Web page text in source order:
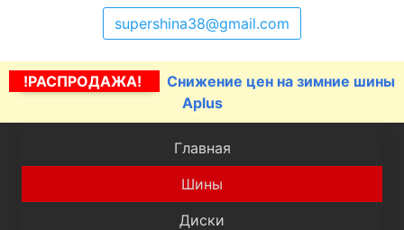
supershina38@gmail.com
!РАСПРОДАЖА!
Снижение цен на зимние шины
Aplus
Главная
Шины
Диски